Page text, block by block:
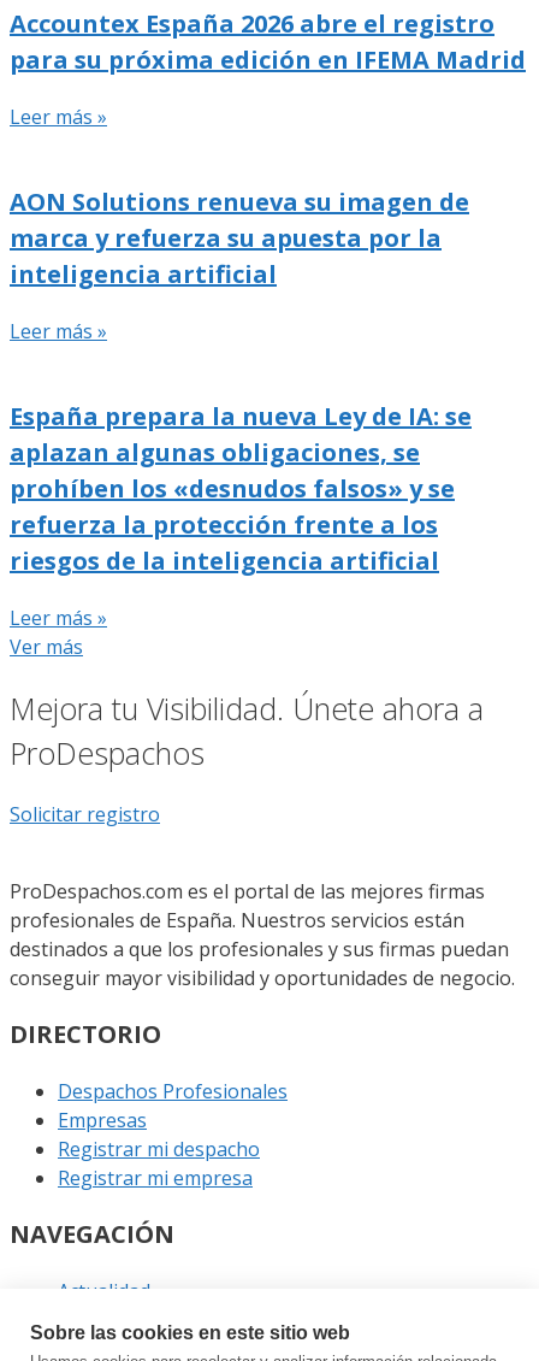
Accountex España 2026 abre el registro
para su próxima edición en IFEMA Madrid
Leer más »
AON Solutions renueva su imagen de
marca y refuerza su apuesta por la
inteligencia artificial
Leer más »
España prepara la nueva Ley de IA: se
aplazan algunas obligaciones, se
prohíben los «desnudos falsos» y se
refuerza la protección frente a los
riesgos de la inteligencia artificial
Leer más »
Ver más
Mejora tu Visibilidad. Únete ahora a
ProDespachos
Solicitar registro
ProDespachos.com es el portal de las mejores firmas
profesionales de España. Nuestros servicios están
destinados a que los profesionales y sus firmas puedan
conseguir mayor visibilidad y oportunidades de negocio.
DIRECTORIO
Despachos Profesionales
Empresas
Registrar mi despacho
Registrar mi empresa
NAVEGACIÓN
Actualidad
Podcast
Entrevistas
Sobre las cookies en este sitio web